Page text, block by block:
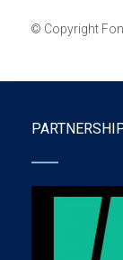
© Copyright